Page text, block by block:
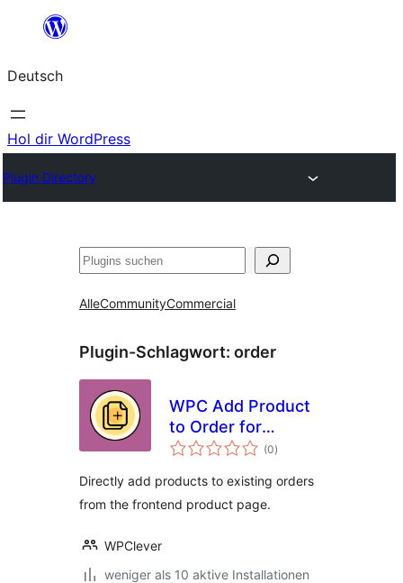
springen
Deutsch
Hol dir WordPress
Plugin Directory
Suchen
AlleCommunityCommercial
Plugin-Schlagwort: order
WPC Add Product
to Order for
WooCommerce
(0Bewertungen
insgesamt
)
Directly add products to existing orders
from the frontend product page.
WPClever
weniger als 10 aktive Installationen